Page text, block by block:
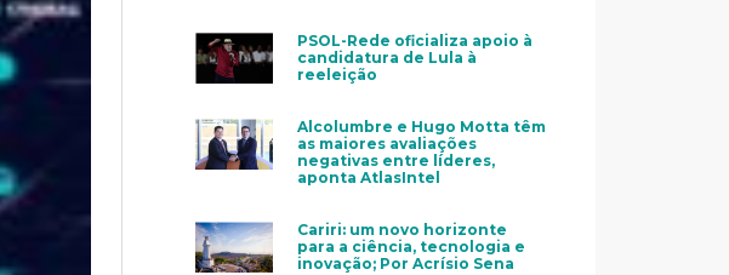
PSOL-Rede oficializa apoio à
candidatura de Lula à
reeleição
Alcolumbre e Hugo Motta têm
as maiores avaliações
negativas entre líderes,
aponta AtlasIntel
Cariri: um novo horizonte
para a ciência, tecnologia e
inovação; Por Acrísio Sena